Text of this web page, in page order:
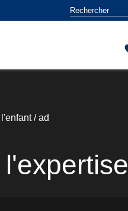
/ ad